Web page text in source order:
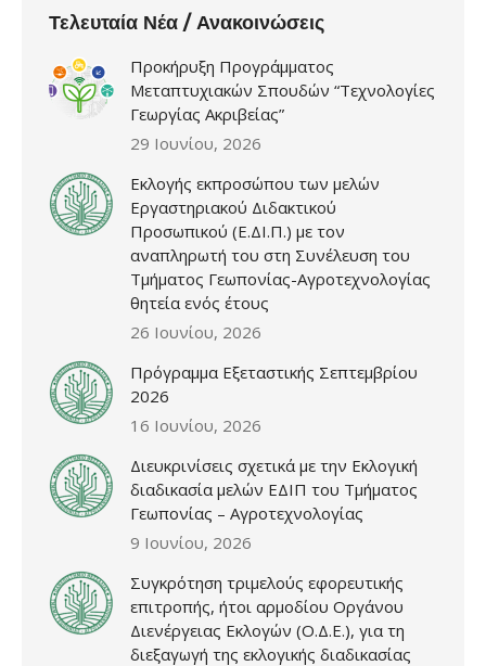
Τελευταία Νέα / Ανακοινώσεις
Προκήρυξη Προγράμματος
Μεταπτυχιακών Σπουδών “Τεχνολογίες
Γεωργίας Ακριβείας”
29 Ιουνίου, 2026
Εκλογής εκπροσώπου των μελών
Εργαστηριακού Διδακτικού
Προσωπικού (Ε.ΔΙ.Π.) με τον
αναπληρωτή του στη Συνέλευση του
Τμήματος Γεωπονίας-Αγροτεχνολογίας
θητεία ενός έτους
26 Ιουνίου, 2026
Πρόγραμμα Εξεταστικής Σεπτεμβρίου
2026
16 Ιουνίου, 2026
Διευκρινίσεις σχετικά με την Εκλογική
διαδικασία μελών ΕΔΙΠ του Τμήματος
Γεωπονίας – Αγροτεχνολογίας
9 Ιουνίου, 2026
Συγκρότηση τριμελούς εφορευτικής
επιτροπής, ήτοι αρμοδίου Οργάνου
Διενέργειας Εκλογών (Ο.Δ.Ε.), για τη
διεξαγωγή της εκλογικής διαδικασίας